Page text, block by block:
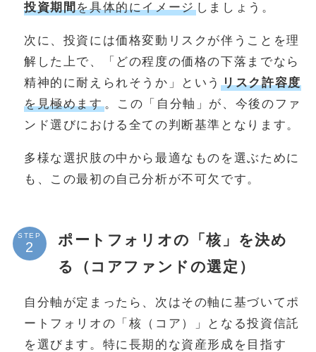
投資期間を具体的にイメージしましょう。
次に、投資には価格変動リスクが伴うことを理
解した上で、「どの程度の価格の下落までなら
精神的に耐えられそうか」というリスク許容度
を見極めます。この「自分軸」が、今後のファ
ンド選びにおける全ての判断基準となります。
多様な選択肢の中から最適なものを選ぶために
も、この最初の自己分析が不可欠です。
STEP
ポートフォリオの「核」を決め
る（コアファンドの選定）
自分軸が定まったら、次はその軸に基づいてポ
ートフォリオの「核（コア）」となる投資信託
を選びます。特に長期的な資産形成を目指す